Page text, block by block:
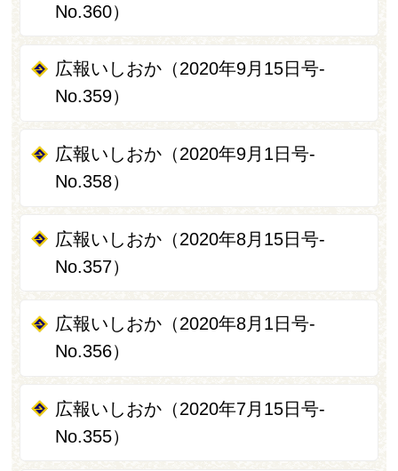
No.360）
広報いしおか（2020年9月15日号-
No.359）
広報いしおか（2020年9月1日号-
No.358）
広報いしおか（2020年8月15日号-
No.357）
広報いしおか（2020年8月1日号-
No.356）
広報いしおか（2020年7月15日号-
No.355）